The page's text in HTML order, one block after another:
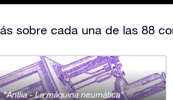
sobre cada una de las 88
Antlia - La máquina neumática